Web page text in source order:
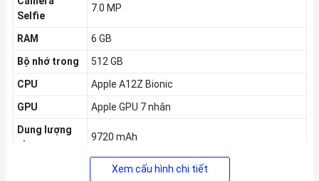
Selfie
7.0 MP
RAM
6 GB
Bộ nhớ trong
512 GB
CPU
Apple A12Z Bionic
GPU
Apple GPU 7 nhân
Dung lượng
pin
9720 mAh
03/2020Xem cấu hình chi tiết